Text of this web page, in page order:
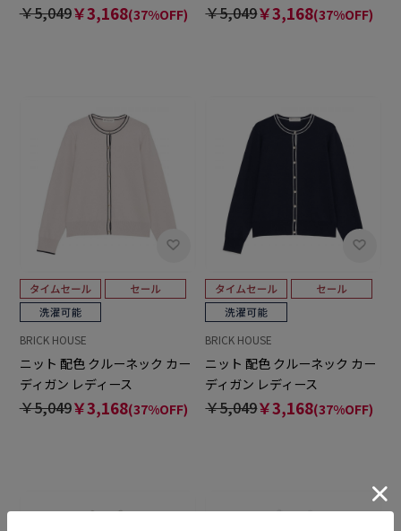
￥5,049￥3,168(37%OFF) ￥5,049￥3,168(37%OFF)
BRICK HOUSE
ニット 配色 クルーネック カー
ディガン レディース
￥5,049￥3,168(37%OFF)
BRICK HOUSE
ニット 配色 クルーネック カー
ディガン レディース
￥5,049￥3,168(37%OFF)